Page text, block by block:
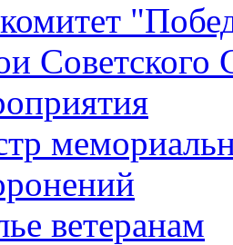
Советского
ветеранам